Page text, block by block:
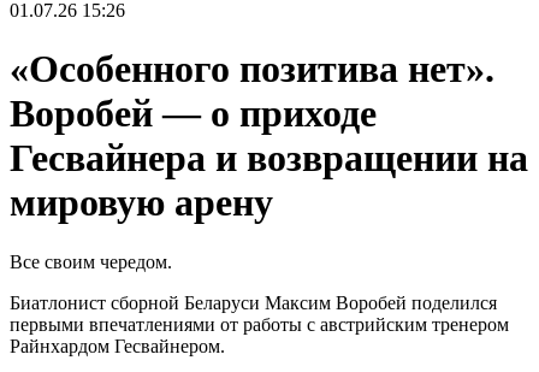
01.07.26 15:26
«Особенного позитива нет».
Воробей — о приходе
Гесвайнера и возвращении на
мировую арену
Все своим чередом.
Биатлонист сборной Беларуси Максим Воробей поделился
первыми впечатлениями от работы с австрийским тренером
Райнхардом Гесвайнером.